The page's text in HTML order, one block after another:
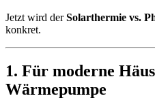
Jetzt wird derSolarthermie vs.
konkret.
1. Für moderne
Wärmepumpe